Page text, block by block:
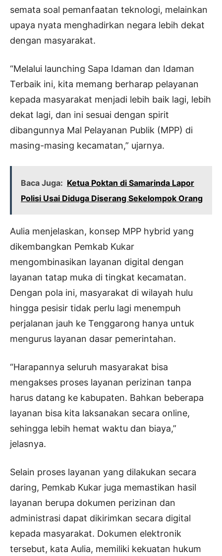
semata soal pemanfaatan teknologi, melainkan
upaya nyata menghadirkan negara lebih dekat
dengan masyarakat.
“Melalui launching Sapa Idaman dan Idaman
Terbaik ini, kita memang berharap pelayanan
kepada masyarakat menjadi lebih baik lagi, lebih
dekat lagi, dan ini sesuai dengan spirit
dibangunnya Mal Pelayanan Publik (MPP) di
masing-masing kecamatan,” ujarnya.
Baca Juga: Ketua Poktan di Samarinda Lapor
Polisi Usai Diduga Diserang Sekelompok Orang
Aulia menjelaskan, konsep MPP hybrid yang
dikembangkan Pemkab Kukar
mengombinasikan layanan digital dengan
layanan tatap muka di tingkat kecamatan.
Dengan pola ini, masyarakat di wilayah hulu
hingga pesisir tidak perlu lagi menempuh
perjalanan jauh ke Tenggarong hanya untuk
mengurus layanan dasar pemerintahan.
“Harapannya seluruh masyarakat bisa
mengakses proses layanan perizinan tanpa
harus datang ke kabupaten. Bahkan beberapa
layanan bisa kita laksanakan secara online,
sehingga lebih hemat waktu dan biaya,”
jelasnya.
Selain proses layanan yang dilakukan secara
daring, Pemkab Kukar juga memastikan hasil
layanan berupa dokumen perizinan dan
administrasi dapat dikirimkan secara digital
kepada masyarakat. Dokumen elektronik
tersebut, kata Aulia, memiliki kekuatan hukum